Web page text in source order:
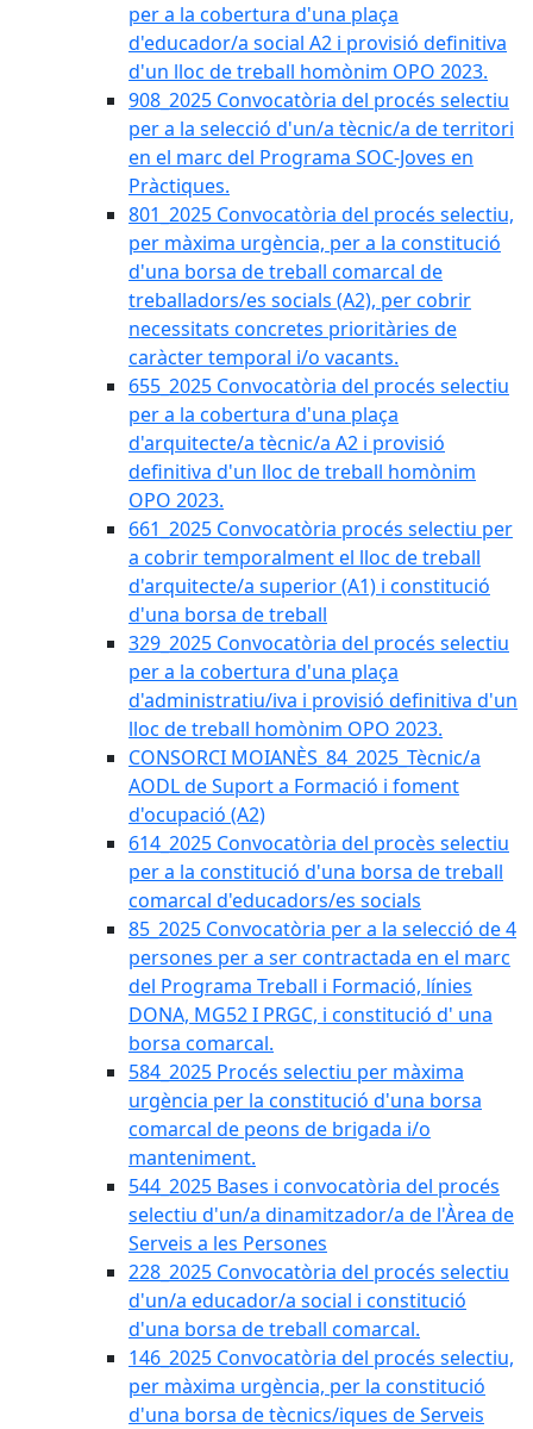
per a la cobertura d'una plaça
d'educador/a social A2 i provisió definitiva
d'un lloc de treball homònim OPO 2023.
908_2025 Convocatòria del procés selectiu
per a la selecció d'un/a tècnic/a de territori
en el marc del Programa SOC-Joves en
Pràctiques.
801_2025 Convocatòria del procés selectiu,
per màxima urgència, per a la constitució
d'una borsa de treball comarcal de
treballadors/es socials (A2), per cobrir
necessitats concretes prioritàries de
caràcter temporal i/o vacants.
655_2025 Convocatòria del procés selectiu
per a la cobertura d'una plaça
d'arquitecte/a tècnic/a A2 i provisió
definitiva d'un lloc de treball homònim
OPO 2023.
661_2025 Convocatòria procés selectiu per
a cobrir temporalment el lloc de treball
d'arquitecte/a superior (A1) i constitució
d'una borsa de treball
329_2025 Convocatòria del procés selectiu
per a la cobertura d'una plaça
d'administratiu/iva i provisió definitiva d'un
lloc de treball homònim OPO 2023.
CONSORCI MOIANÈS_84_2025_Tècnic/a
AODL de Suport a Formació i foment
d'ocupació (A2)
614_2025 Convocatòria del procès selectiu
per a la constitució d'una borsa de treball
comarcal d'educadors/es socials
85_2025 Convocatòria per a la selecció de 4
persones per a ser contractada en el marc
del Programa Treball i Formació, línies
DONA, MG52 I PRGC, i constitució d' una
borsa comarcal.
584_2025 Procés selectiu per màxima
urgència per la constitució d'una borsa
comarcal de peons de brigada i/o
manteniment.
544_2025 Bases i convocatòria del procés
selectiu d'un/a dinamitzador/a de l'Àrea de
Serveis a les Persones
228_2025 Convocatòria del procés selectiu
d'un/a educador/a social i constitució
d'una borsa de treball comarcal.
146_2025 Convocatòria del procés selectiu,
per màxima urgència, per la constitució
d'una borsa de tècnics/iques de Serveis